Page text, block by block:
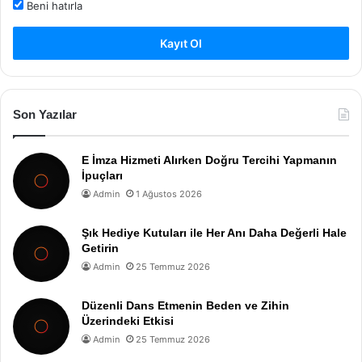
Beni hatırla
Kayıt Ol
Son Yazılar
E İmza Hizmeti Alırken Doğru Tercihi Yapmanın
İpuçları
Admin 1 Ağustos 2026
Şık Hediye Kutuları ile Her Anı Daha Değerli Hale
Getirin
Admin 25 Temmuz 2026
Düzenli Dans Etmenin Beden ve Zihin
Üzerindeki Etkisi
Admin 25 Temmuz 2026